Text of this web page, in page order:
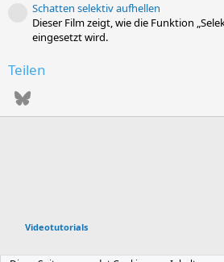
Ressourcen-Icon
Schatten selektiv aufhellen
Dieser Film zeigt, wie die Funktion
eingesetzt wird.
Teilen
Bluesky
Videotutorials